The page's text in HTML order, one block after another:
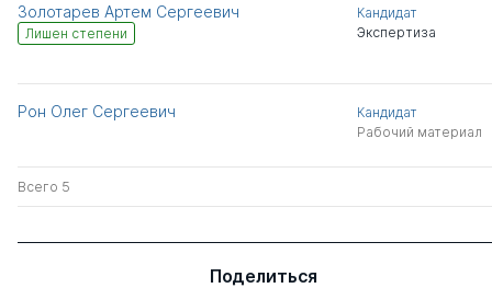
Золотарев Артем Сергеевич
Лишен степени
Кандидат
Экспертиза
Рон Олег Сергеевич
Кандидат
Рабочий материал
Всего 5
Поделиться